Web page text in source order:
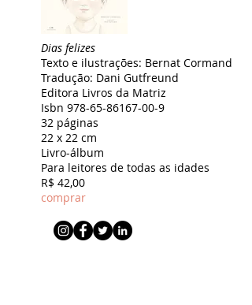
Dias felizes
Texto e ilustrações: Bernat Cormand
Tradução: Dani Gutfreund
Editora Livros da Matriz
Isbn 978-65-86167-00-9
32 páginas
22 x 22 cm
Livro-álbum
Para leitores de todas as idades
R$ 42,00
comprar